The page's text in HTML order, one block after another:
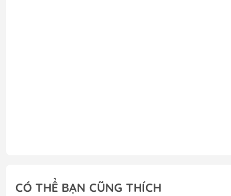
CÓ THỂ BẠN CŨNG THÍCH